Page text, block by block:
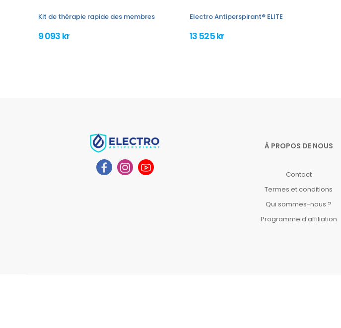
Kit de thérapie rapide des membres
9 093 kr
Electro Antiperspirant® ELITE
13 525 kr
À PROPOS DE NOUS
Contact
Termes et conditions
Qui sommes-nous ?
Programme d'affiliation